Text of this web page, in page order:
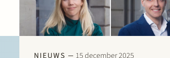
NIEUWS 15 december 2025